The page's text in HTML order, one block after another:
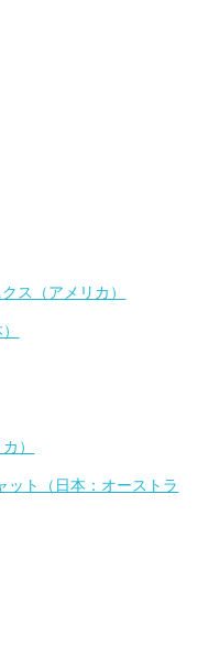
ス（アメリカ）
）
ット（日本：オーストラ